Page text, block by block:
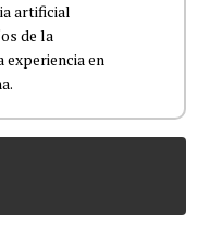
artificial
de la
experiencia en